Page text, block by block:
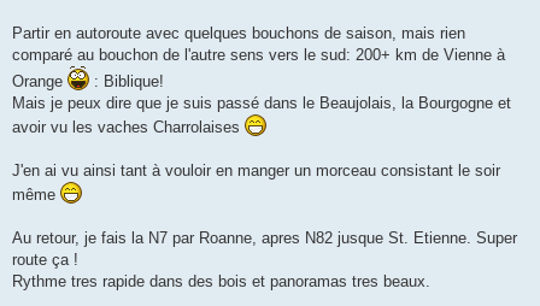
Partir en autoroute avec quelques bouchons de saison, mais rien
comparé au bouchon de l'autre sens vers le sud: 200+ km de Vienne à
Orange
: Biblique!
Mais je peux dire que je suis passé dans le Beaujolais, la Bourgogne et
avoir vu les vaches Charrolaises
J'en ai vu ainsi tant à vouloir en manger un morceau consistant le soir
même
Au retour, je fais la N7 par Roanne, apres N82 jusque St. Etienne. Super
route ça !
Rythme tres rapide dans des bois et panoramas tres beaux.